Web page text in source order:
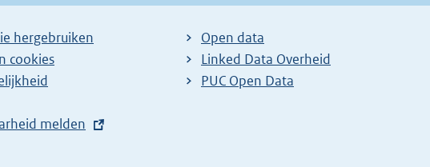
hergebruiken
cookies
melden
Open data
Linked Data Overheid
PUC Open Data